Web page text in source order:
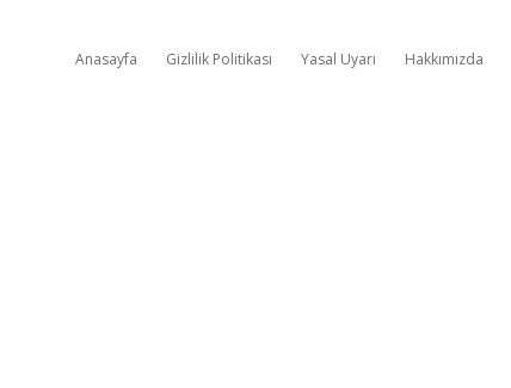
Anasayfa Gizlilik Politikası Yasal Uyarı Hakkımızda